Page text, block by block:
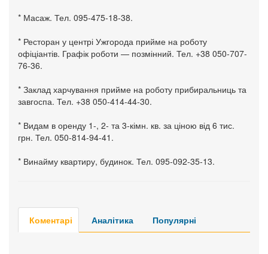
* Масаж. Тел. 095-475-18-38.
* Ресторан у центрі Ужгорода прийме на роботу
офіціантів. Графік роботи — позмінний. Тел. +38 050-707-
76-36.
* Заклад харчування прийме на роботу прибиральниць та
завгоспа. Тел. +38 050-414-44-30.
* Видам в оренду 1-, 2- та 3-кімн. кв. за ціною від 6 тис.
грн. Тел. 050-814-94-41.
* Винайму квартиру, будинок. Тел. 095-092-35-13.
Коментарі Аналітика Популярні